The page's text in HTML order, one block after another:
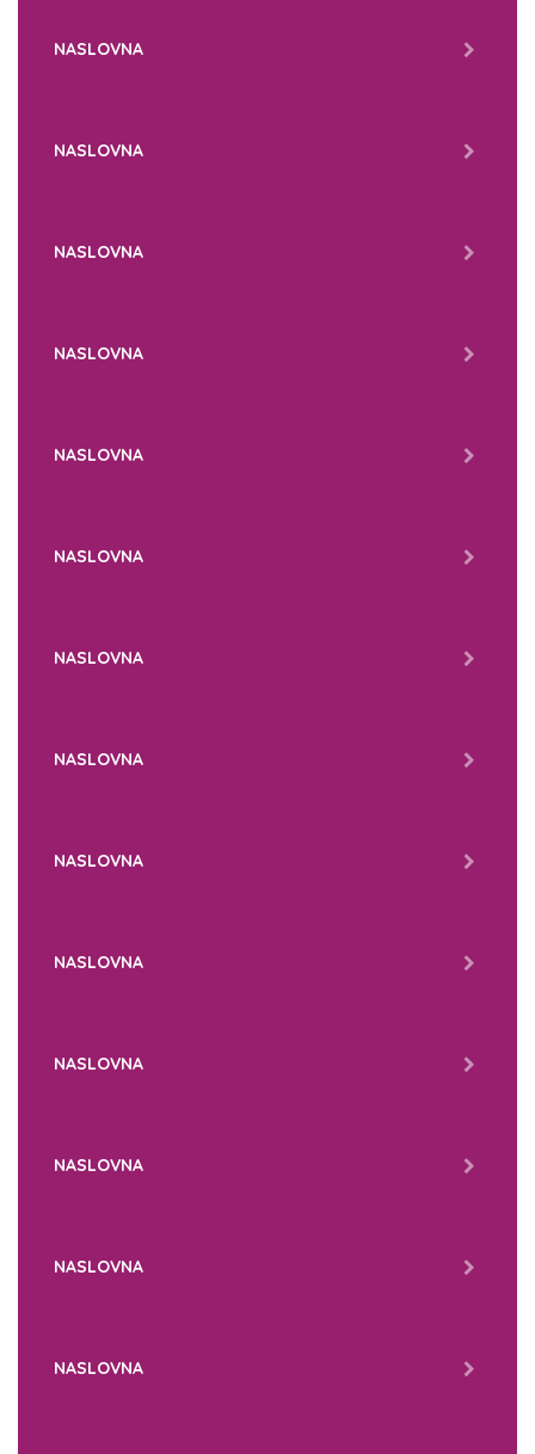
NASLOVNA
NASLOVNA
NASLOVNA
NASLOVNA
NASLOVNA
NASLOVNA
NASLOVNA
NASLOVNA
NASLOVNA
NASLOVNA
NASLOVNA
NASLOVNA
NASLOVNA
NASLOVNA